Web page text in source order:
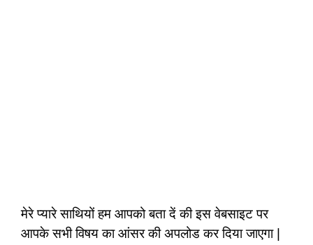
मेरे प्यारे साथियों हम आपको बता दें की इस वेबसाइट पर
आपके सभी विषय का आंसर की अपलोड कर दिया जाएगा |